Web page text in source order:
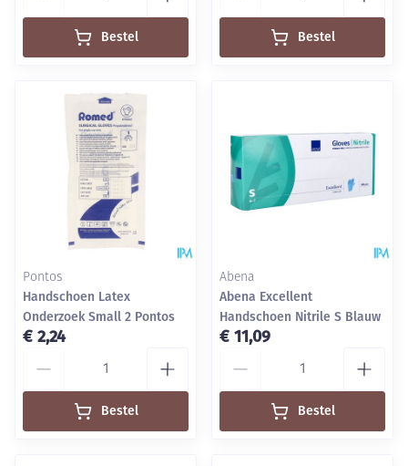
Bestel Bestel
Pontos
Handschoen Latex
Onderzoek Small 2 Pontos
€ 2,24
Bestel
Abena
Abena Excellent
Handschoen Nitrile S Blauw
€ 11,09
Bestel